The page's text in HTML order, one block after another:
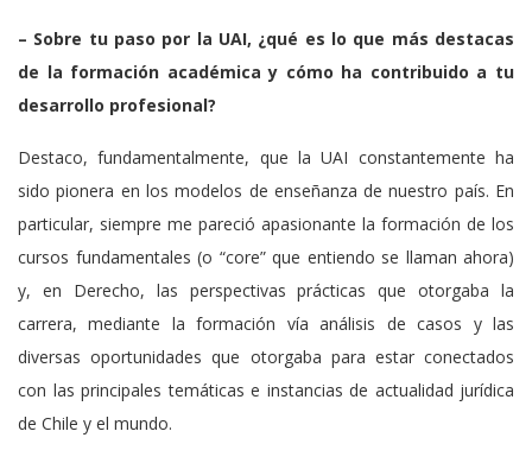
– Sobre tu paso por la UAI, ¿qué es lo que más destacas
de la formación académica y cómo ha contribuido a tu
desarrollo profesional?
Destaco, fundamentalmente, que la UAI constantemente ha
sido pionera en los modelos de enseñanza de nuestro país. En
particular, siempre me pareció apasionante la formación de los
cursos fundamentales (o “core” que entiendo se llaman ahora)
y, en Derecho, las perspectivas prácticas que otorgaba la
carrera, mediante la formación vía análisis de casos y las
diversas oportunidades que otorgaba para estar conectados
con las principales temáticas e instancias de actualidad jurídica
de Chile y el mundo.